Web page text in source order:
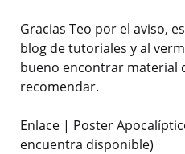
Gracias Teo por el aviso,
blog de tutoriales y al
bueno encontrar material
recomendar.
Enlace | Poster
encuentra disponible)